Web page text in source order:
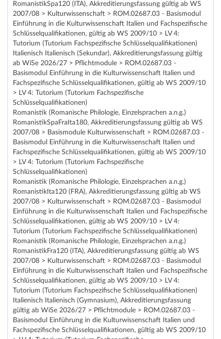
RomanistikSpa120 (ITA), Akkreditierungsfassung gültig ab WS
2007/08 > Kulturwissenschaft > ROM.02687.03 - Basismodul
Einführung in die Kulturwissenschaft Italien und Fachspezifische
Schlüsselqualifikationen, gültig ab WS 2009/10 > LV 4:
Tutorium (Tutorium Fachspezifische Schlüsselqualifikationen)
Italienisch Italienisch (Sekundar), Akkreditierungsfassung gültig
ab WiSe 2026/27 > Pflichtmodule > ROM.02687.03 -
Basismodul Einführung in die Kulturwissenschaft Italien und
Fachspezifische Schlüsselqualifikationen, gültig ab WS 2009/10
> LV 4: Tutorium (Tutorium Fachspezifische
Schlüsselqualifikationen)
Romanistik (Romanische Philologie, Einzelsprachen a.n.g.)
RomanistikSpaFraIta180, Akkreditierungsfassung gültig ab WS
2007/08 > Basismodule Kulturwissenschaft > ROM.02687.03 -
Basismodul Einführung in die Kulturwissenschaft Italien und
Fachspezifische Schlüsselqualifikationen, gültig ab WS 2009/10
> LV 4: Tutorium (Tutorium Fachspezifische
Schlüsselqualifikationen)
Romanistik (Romanische Philologie, Einzelsprachen a.n.g.)
RomanistikIta120 (FRA), Akkreditierungsfassung gültig ab WS
2007/08 > Kulturwissenschaft > ROM.02687.03 - Basismodul
Einführung in die Kulturwissenschaft Italien und Fachspezifische
Schlüsselqualifikationen, gültig ab WS 2009/10 > LV 4:
Tutorium (Tutorium Fachspezifische Schlüsselqualifikationen)
Romanistik (Romanische Philologie, Einzelsprachen a.n.g.)
RomanistikFra120 (ITA), Akkreditierungsfassung gültig ab WS
2007/08 > Kulturwissenschaft > ROM.02687.03 - Basismodul
Einführung in die Kulturwissenschaft Italien und Fachspezifische
Schlüsselqualifikationen, gültig ab WS 2009/10 > LV 4:
Tutorium (Tutorium Fachspezifische Schlüsselqualifikationen)
Italienisch Italienisch (Gymnasium), Akkreditierungsfassung
gültig ab WiSe 2026/27 > Pflichtmodule > ROM.02687.03 -
Basismodul Einführung in die Kulturwissenschaft Italien und
Fachspezifische Schlüsselqualifikationen, gültig ab WS 2009/10